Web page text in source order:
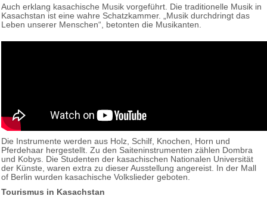
Auch erklang kasachische Musik vorgeführt. Die traditionelle Musik in
Kasachstan ist eine wahre Schatzkammer. „Musik durchdringt das
Leben unserer Menschen“, betonten die Musikanten.
Die Instrumente werden aus Holz, Schilf, Knochen, Horn und
Pferdehaar hergestellt. Zu den Saiteninstrumenten zählen Dombra
und Kobys. Die Studenten der kasachischen Nationalen Universität
der Künste, waren extra zu dieser Ausstellung angereist. In der Mall
of Berlin wurden kasachische Volkslieder geboten.
Tourismus in Kasachstan